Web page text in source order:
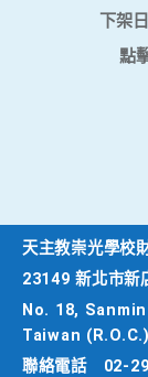
下架
點
天主教崇光學校
23149 新北市新
No. 18,
Taiwan (R.O.C.)
聯絡電話
02-